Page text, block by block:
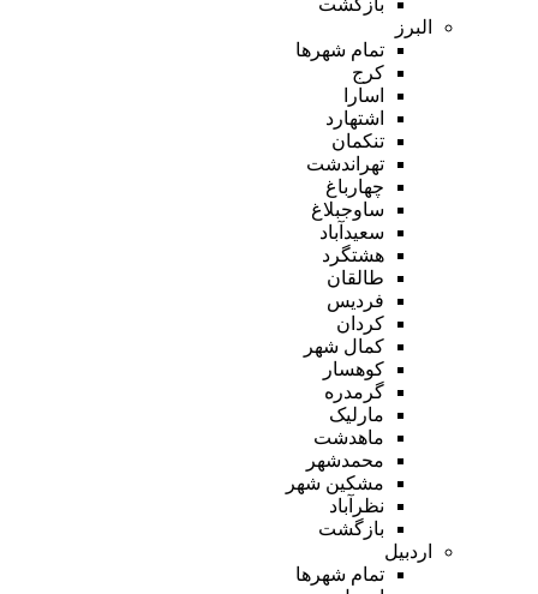
البرز
تمام شهر‌ها
کرج
اسارا
اشتهارد
تنکمان
تهراندشت
چهارباغ
ساوجبلاغ
سعیدآباد
هشتگرد
طالقان
فردیس
کردان
کمال شهر
کوهسار
گرمدره
مارلیک
ماهدشت
محمدشهر
مشکین شهر
نظرآباد
بازگشت
اردبیل
تمام شهر‌ها